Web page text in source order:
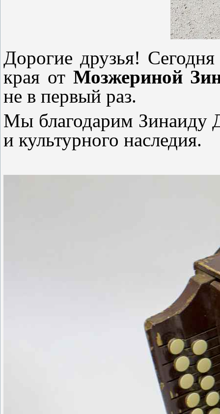
Дорогие друзья!
края от Мозжериной
не в первый раз.
Мы благодарим Зинаиду
и культурного наследия.